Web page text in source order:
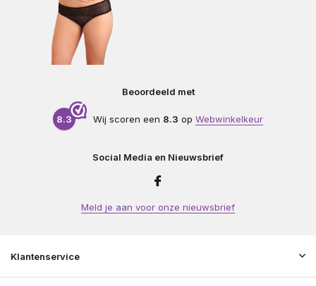
Beoordeeld met
8.3 Wij scoren een 8.3 op Webwinkelkeur
Social Media en Nieuwsbrief
Meld je aan voor onze nieuwsbrief
Klantenservice